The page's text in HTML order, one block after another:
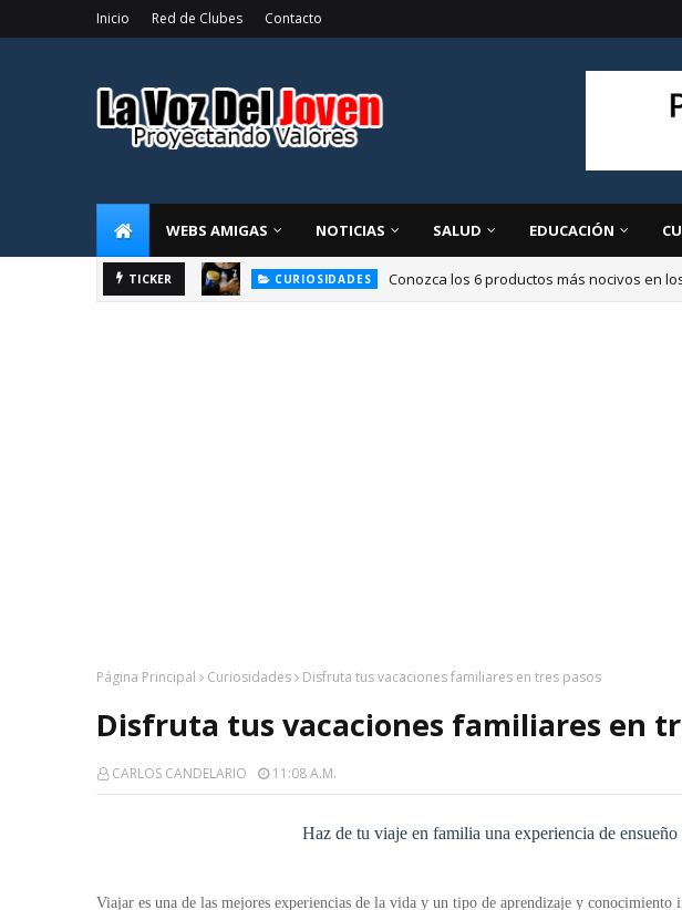
Inicio Red de Clubes Contacto
WEBS AMIGAS NOTICIAS SALUD EDUCACIÓN
TICKER OPINIÓN La alegría de compartir
Página Principal Curiosidades Disfruta tus vacaciones familiares en tres pasos
Disfruta tus vacaciones familiares en
CARLOS CANDELARIO 11:08 A.m.
Haz de tu viaje en familia una experiencia de
Viajar es una de las mejores experiencias de la vida y un tipo de aprendizaje y conocimiento